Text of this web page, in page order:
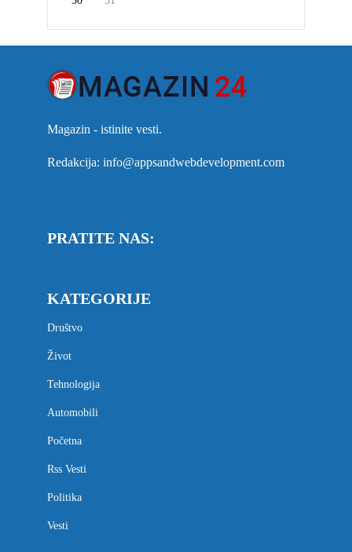
Magazin - istinite vesti.
Redakcija: info@appsandwebdevelopment.com
PRATITE NAS:
KATEGORIJE
Društvo
Život
Tehnologija
Automobili
Početna
Rss Vesti
Politika
Vesti